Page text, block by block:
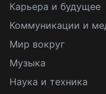
Карьера и будущее
Коммуникации и
Мир вокруг
Музыка
Наука и техника